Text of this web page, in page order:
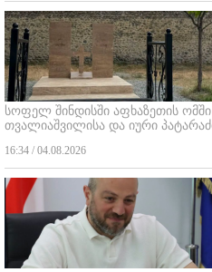
სოფელ შინდისში აფხაზეთის
თვალიაშვილისა და იური
16:34 / 04.08.2026